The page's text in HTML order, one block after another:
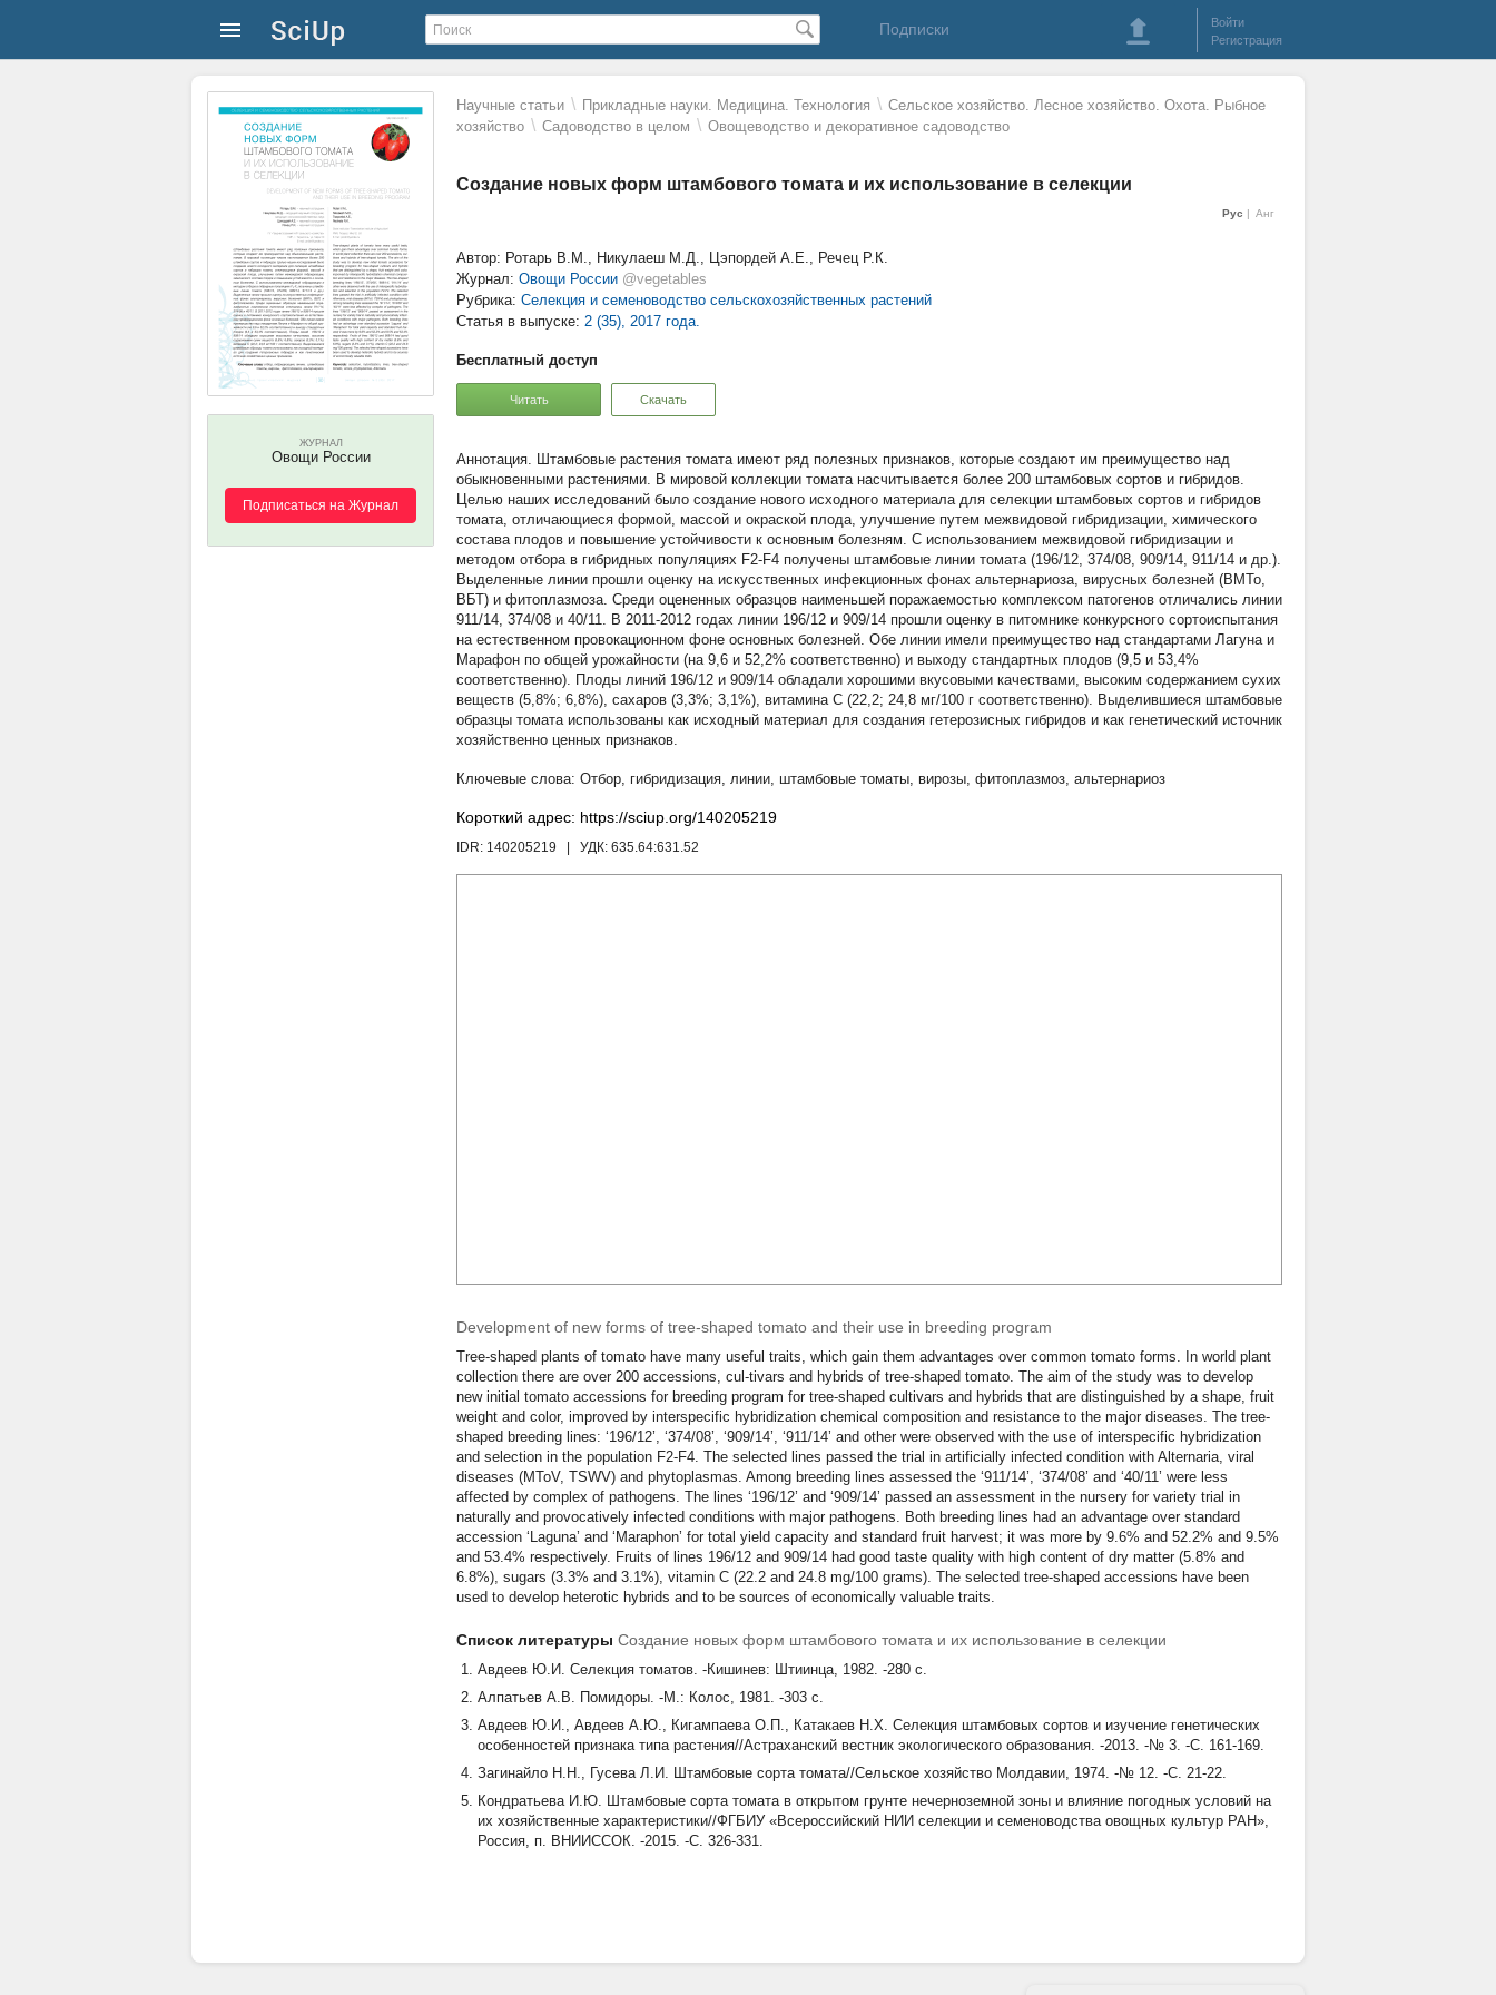
Подписки
Войти
Регистрация
Научные статьи \ Прикладные науки. Медицина. Технология \ Сельское хозяйство. Лесное хозяйство. Охота. Рыбное
хозяйство \ Садоводство в целом \ Овощеводство и декоративное садоводство
Создание новых форм штамбового томата и их использование в селекции
Рус Анг
ЖУРНАЛ
Овощи России
Подписаться на Журнал
Автор: Ротарь В.М., Никулаеш М.Д., Цэпордей А.Е., Речец Р.К.
Журнал: Овощи России @vegetables
Рубрика: Селекция и семеноводство сельскохозяйственных растений
Статья в выпуске: 2 (35), 2017 года.
Бесплатный доступ
Читать Скачать
Штамбовые растения томата имеют ряд полезных признаков, которые создают им преимущество над
обыкновенными растениями. В мировой коллекции томата насчитывается более 200 штамбовых сортов и гибридов.
Целью наших исследований было создание нового исходного материала для селекции штамбовых сортов и гибридов
томата, отличающиеся формой, массой и окраской плода, улучшение путем межвидовой гибридизации, химического
состава плодов и повышение устойчивости к основным болезням. С использованием межвидовой гибридизации и
методом отбора в гибридных популяциях F2-F4 получены штамбовые линии томата (196/12, 374/08, 909/14, 911/14 и др.).
Выделенные линии прошли оценку на искусственных инфекционных фонах альтернариоза, вирусных болезней (ВМТо,
ВБТ) и фитоплазмоза. Среди оцененных образцов наименьшей поражаемостью комплексом патогенов отличались линии
911/14, 374/08 и 40/11. В 2011-2012 годах линии 196/12 и 909/14 прошли оценку в питомнике конкурсного сортоиспытания
на естественном провокационном фоне основных болезней. Обе линии имели преимущество над стандартами Лагуна и
Марафон по общей урожайности (на 9,6 и 52,2% соответственно) и выходу стандартных плодов (9,5 и 53,4%
соответственно). Плоды линий 196/12 и 909/14 обладали хорошими вкусовыми качествами, высоким содержанием сухих
веществ (5,8%; 6,8%), сахаров (3,3%; 3,1%), витамина С (22,2; 24,8 мг/100 г соответственно). Выделившиеся штамбовые
образцы томата использованы как исходный материал для создания гетерозисных гибридов и как генетический источник
хозяйственно ценных признаков.
Отбор, гибридизация, линии, штамбовые томаты, вирозы, фитоплазмоз, альтернариоз
Короткий адрес: https://sciup.org/140205219
IDR: 140205219 | УДК: 635.64:631.52
Development of new forms of tree-shaped tomato and their use in breeding program
Tree-shaped plants of tomato have many useful traits, which gain them advantages over common tomato forms. In world plant
collection there are over 200 accessions, cul-tivars and hybrids of tree-shaped tomato. The aim of the study was to develop
new initial tomato accessions for breeding program for tree-shaped cultivars and hybrids that are distinguished by a shape, fruit
weight and color, improved by interspecific hybridization chemical composition and resistance to the major diseases. The tree-
shaped breeding lines: ‘196/12’, ‘374/08’, ‘909/14’, ‘911/14’ and other were observed with the use of interspecific hybridization
and selection in the population F2-F4. The selected lines passed the trial in artificially infected condition with Alternaria, viral
diseases (MToV, TSWV) and phytoplasmas. Among breeding lines assessed the ‘911/14’, ‘374/08’ and ‘40/11’ were less
affected by complex of pathogens. The lines ‘196/12’ and ‘909/14’ passed an assessment in the nursery for variety trial in
naturally and provocatively infected conditions with major pathogens. Both breeding lines had an advantage over standard
accession ‘Laguna’ and ‘Maraphon’ for total yield capacity and standard fruit harvest; it was more by 9.6% and 52.2% and 9.5%
and 53.4% respectively. Fruits of lines 196/12 and 909/14 had good taste quality with high content of dry matter (5.8% and
6.8%), sugars (3.3% and 3.1%), vitamin C (22.2 and 24.8 mg/100 grams). The selected tree-shaped accessions have been
used to develop heterotic hybrids and to be sources of economically valuable traits.
Список литературы Создание новых форм штамбового томата и их использование в селекции
Авдеев Ю.И. Селекция томатов. -Кишинев: Штиинца, 1982. -280 с.
Алпатьев А.В. Помидоры. -М.: Колос, 1981. -303 с.
Авдеев Ю.И., Авдеев А.Ю., Кигампаева О.П., Катакаев Н.Х. Селекция штамбовых сортов и изучение генетических
особенностей признака типа растения//Астраханский вестник экологического образования. -2013. -№ 3. -С. 161-169.
Загинайло Н.Н., Гусева Л.И. Штамбовые сорта томата//Сельское хозяйство Молдавии, 1974. -№ 12. -С. 21-22.
Кондратьева И.Ю. Штамбовые сорта томата в открытом грунте нечерноземной зоны и влияние погодных условий на
их хозяйственные характеристики//ФГБИУ «Всероссийский НИИ селекции и семеноводства овощных культур РАН»,
Россия, п. ВНИИССОК. -2015. -С. 326-331.